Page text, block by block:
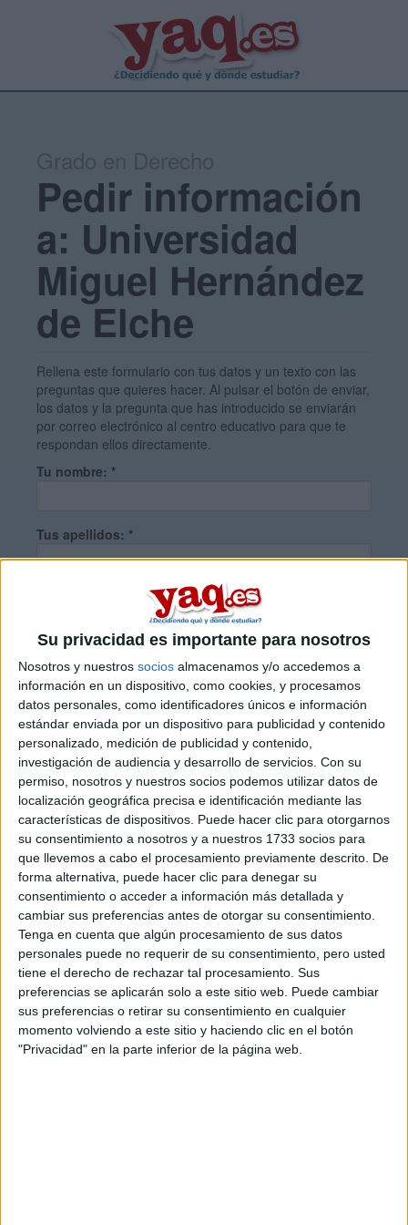
Su privacidad es importante para nosotros
Nosotros y nuestros socios almacenamos y/o accedemos a
información en un dispositivo, como cookies, y procesamos
datos personales, como identificadores únicos e información
estándar enviada por un dispositivo para publicidad y contenido
personalizado, medición de publicidad y contenido,
investigación de audiencia y desarrollo de servicios. Con su
permiso, nosotros y nuestros socios podemos utilizar datos de
localización geográfica precisa e identificación mediante las
características de dispositivos. Puede hacer clic para otorgarnos
su consentimiento a nosotros y a nuestros 1733 socios para
que llevemos a cabo el procesamiento previamente descrito. De
forma alternativa, puede hacer clic para denegar su
consentimiento o acceder a información más detallada y
cambiar sus preferencias antes de otorgar su consentimiento.
Tenga en cuenta que algún procesamiento de sus datos
personales puede no requerir de su consentimiento, pero usted
tiene el derecho de rechazar tal procesamiento. Sus
preferencias se aplicarán solo a este sitio web. Puede cambiar
sus preferencias o retirar su consentimiento en cualquier
momento volviendo a este sitio y haciendo clic en el botón
"Privacidad" en la parte inferior de la página web.
Pedir información
a: Universidad
Miguel Hernández
de Elche
Rellena este formulario con tus datos y un texto con las
preguntas que quieres hacer. Al pulsar el botón de enviar,
los datos y la pregunta que has introducido se enviarán
por correo electrónico al centro educativo para que te
respondan ellos directamente.
Tu nombre: *
Tus apellidos: *
¿Qué quieres preguntar?*
Escribe aquí las dudas o preguntas que te gustaría que te
respondieran: plazos de preinscripción, precios, plazas
disponibles…:
Acepto lostérminos y condicionesy lapolítica de
privacidad :*
Información básica sobre protección de datos
Responsable:Compás Mediterráneo SL (Editora de la